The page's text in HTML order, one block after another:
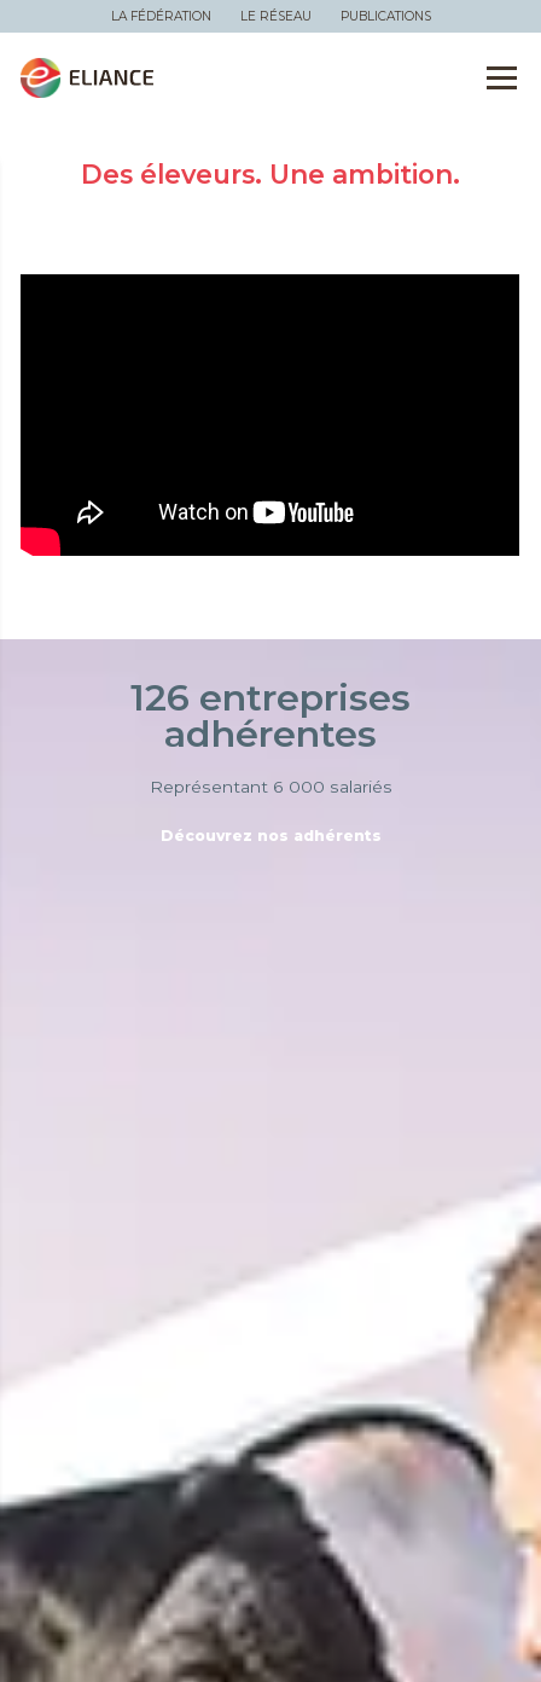
LA FÉDÉRATION LE RÉSEAU PUBLICATIONS
Des éleveurs. Une ambition.
126 entreprises
adhérentes
Représentant 6 000 salariés
Découvrez nos adhérents